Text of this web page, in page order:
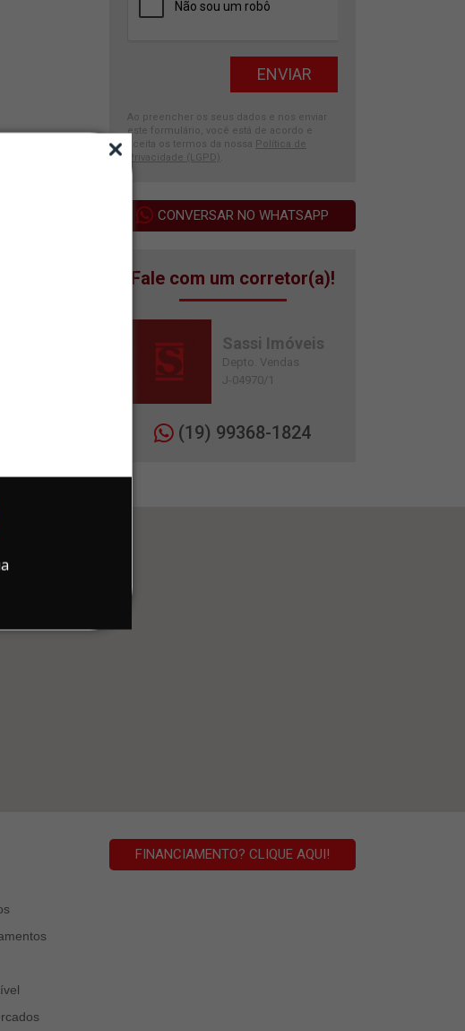
Ao preencher os seus dados e nos enviar
este formulário, você está de acordo e
aceita os termos da nossa
Política de
Privacidade (LGPD)
CONVERSAR NO WHATSAPP
Fale com um corretor(a)!
Sassi Imóveis
Depto. Vendas
J-04970/1
(19) 99368-1824